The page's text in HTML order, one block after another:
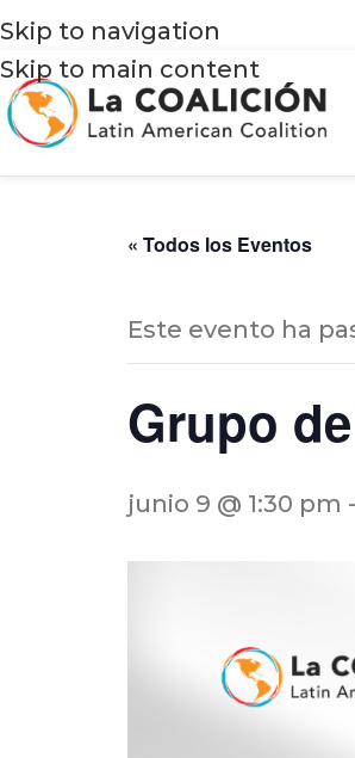
Skip to navigation
Skip to main content
« Todos los Eventos
Este evento ha
Grupo
junio 9 @ 1:30 pm -